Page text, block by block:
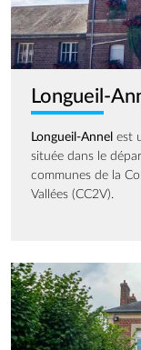
Longueil-
Longueil-Annel est
située dans le
communes de la
Vallées (CC2V).
Image